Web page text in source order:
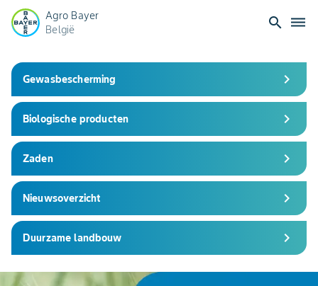
Agro Bayer
België
search dehaze
Bayer
CropScience
België
Innovatieve
oplossingen
voor
Gewasbescherming chevron_right
Biologische producten chevron_right
Zaden chevron_right
Nieuwsoverzicht chevron_right
Duurzame landbouw chevron_right
Slide 1 of 2